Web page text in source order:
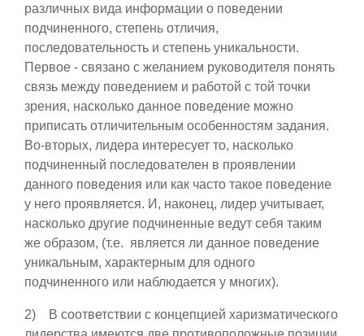
различных вида информации о поведении
подчиненного, степень отличия,
последовательность и степень уникальности.
Первое - связано с желанием руководителя понять
связь между поведением и работой с той точки
зрения, насколько данное поведение можно
приписать отличительным особенностям задания.
Во-вторых, лидера интересует то, насколько
подчиненный последователен в проявлении
данного поведения или как часто такое поведение
у него проявляется. И, наконец, лидер учитывает,
насколько другие подчиненные ведут себя таким
же образом, (т.е. является ли данное поведение
уникальным, характерным для одного
подчиненного или наблюдается у многих).
2) В соответствии с концепцией харизматического